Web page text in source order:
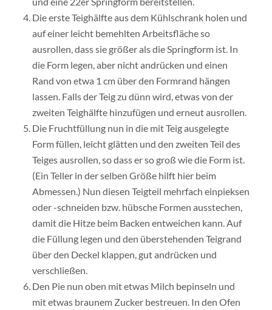
Die erste Teighälfte aus dem Kühlschrank holen und
auf einer leicht bemehlten Arbeitsfläche so
ausrollen, dass sie größer als die Springform ist. In
die Form legen, aber nicht andrücken und einen
Rand von etwa 1 cm über den Formrand hängen
lassen. Falls der Teig zu dünn wird, etwas von der
zweiten Teighälfte hinzufügen und erneut ausrollen.
Die Fruchtfüllung nun in die mit Teig ausgelegte
Form füllen, leicht glätten und den zweiten Teil des
Teiges ausrollen, so dass er so groß wie die Form ist.
(Ein Teller in der selben Größe hilft hier beim
Abmessen.) Nun diesen Teigteil mehrfach einpieksen
oder -schneiden bzw. hübsche Formen ausstechen,
damit die Hitze beim Backen entweichen kann. Auf
die Füllung legen und den überstehenden Teigrand
über den Deckel klappen, gut andrücken und
verschließen.
Den Pie nun oben mit etwas Milch bepinseln und
mit etwas braunem Zucker bestreuen. In den Ofen